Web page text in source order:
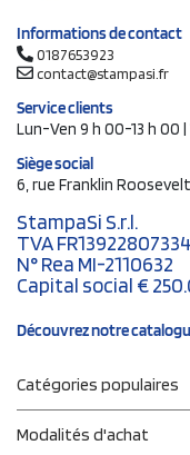
Informations de contact
0187653923
contact@stampasi.fr
Service clients
Lun-Ven 9 h 00-13 h 00 |
Siège social
6, rue Franklin
StampaSi S.r.l.
TVA FR13922807334
N° Rea MI-2110632
Capital social €
Découvrez notre
Catégories populaires
Modalités d'achat